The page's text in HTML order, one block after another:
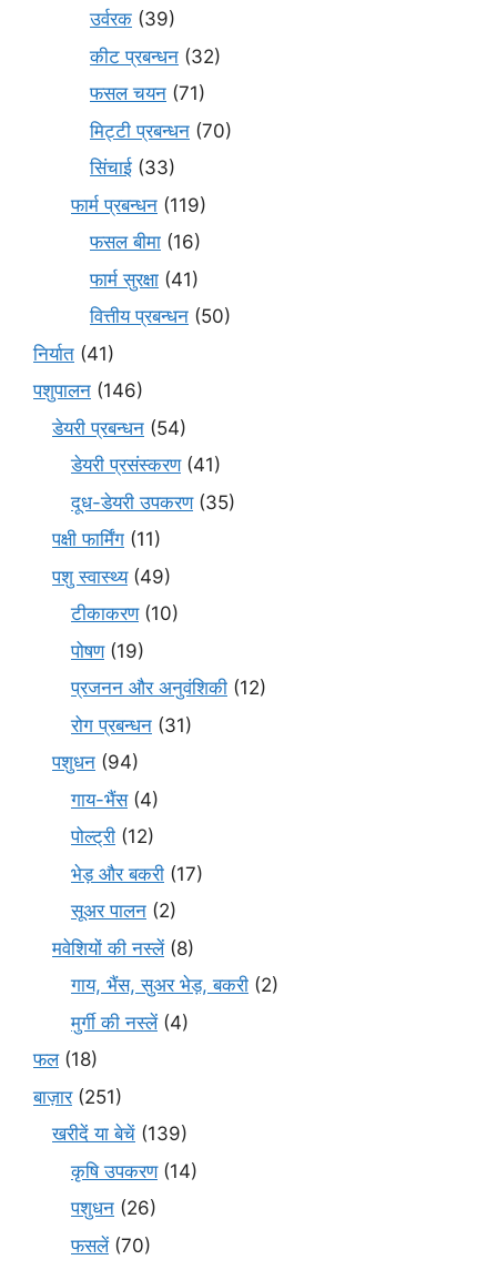
उर्वरक (39)
कीट प्रबन्धन (32)
फसल चयन (71)
मि‌ट्टी प्रबन्धन (70)
सिंचाई (33)
फार्म प्रबन्धन (119)
फसल बीमा (16)
फार्म सुरक्षा (41)
वित्तीय प्रबन्धन (50)
निर्यात (41)
पशुपालन (146)
डेयरी प्रबन्धन (54)
डेयरी प्रसंस्करण(41)
दूध-डेयरी उपकरण(35)
पक्षी फार्मिंग (11)
पशु स्वास्थ्य(49)
टीकाकरण(10)
पोषण(19)
प्रजनन और अनुवंशिकी (12)
रोग प्रबन्धन (31)
पशुधन (94)
गाय-भैंस(4)
पोल्ट्री (12)
भेड़ और बकरी (17)
सूअर पालन (2)
मवेशियों की नस्लें(8)
गाय, भैंस, सुअर भेड़, बकरी (2)
मुर्गी की नस्लें(4)
फल(18)
बाज़ार(251)
खरीदें या बेचें (139)
कृषि उपकरण(14)
पशुधन (26)
फसलें(70)